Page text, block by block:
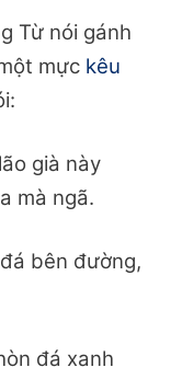
Từ nói gánh
mực kêu
già này
mà ngã.
bên đường,
đá xanh